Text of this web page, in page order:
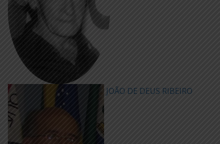
JOÃO DE DEUS RIBEIRO